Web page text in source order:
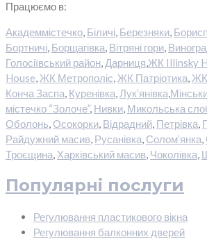
Працюємо в:
Академмістечко, Біличі, Березняки,
Бортничі, Борщагівка, Вітряні гори,
Голосіївський район, Дарниця,ЖК Illinsky
House, ЖК Метрополіс, ЖК Патріотика, ЖК
Конча Заспа, Куренівка, Лук’янівка,
містечко “Золоче”, Нивки, Микольська
Оболонь, Осокорки, Відрадний, Петрівка,
Райдужний масив, Русанівка, Солом’янка,
Троєщина, Харківський масив, Чоколівка,
Популярні послуги
Регулювання пластикового вікна
Регулювання балконних дверей